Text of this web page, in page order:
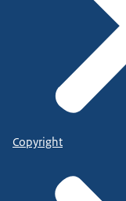
Copyright